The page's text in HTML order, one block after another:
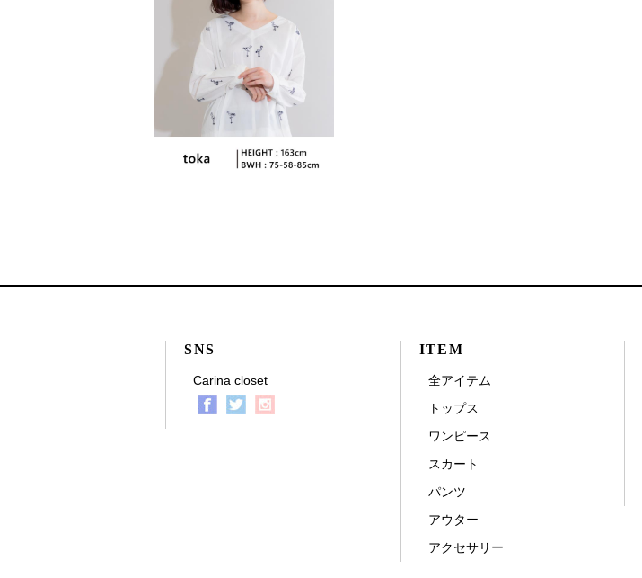
SNS
Carina closet
ITEM
全アイテム
トップス
ワンピース
スカート
パンツ
アウター
アクセサリー